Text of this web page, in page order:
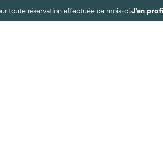
toute réservation effectuée ce mois-ci.J'en